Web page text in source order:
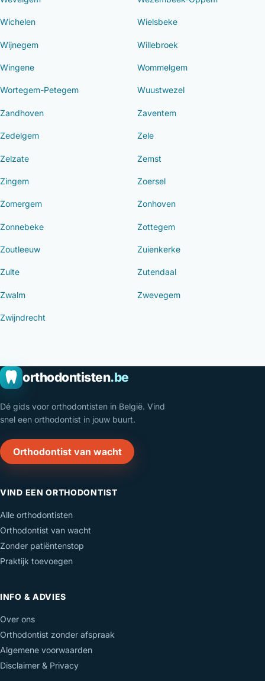
Wichelen Wielsbeke
Wijnegem Willebroek
Wingene Wommelgem
Wortegem-Petegem Wuustwezel
Zandhoven Zaventem
Zedelgem Zele
Zelzate Zemst
Zingem Zoersel
Zomergem Zonhoven
Zonnebeke Zottegem
Zoutleeuw Zuienkerke
Zulte Zutendaal
Zwalm Zwevegem
Zwijndrecht
orthodontisten.be
Dé gids voor orthodontisten in België. Vind
snel een orthodontist in jouw buurt.
Orthodontist van wacht
VIND EEN ORTHODONTIST
Alle orthodontisten
Orthodontist van wacht
Zonder patiëntenstop
Praktijk toevoegen
INFO & ADVIES
Over ons
Orthodontist zonder afspraak
Algemene voorwaarden
Disclaimer & Privacy